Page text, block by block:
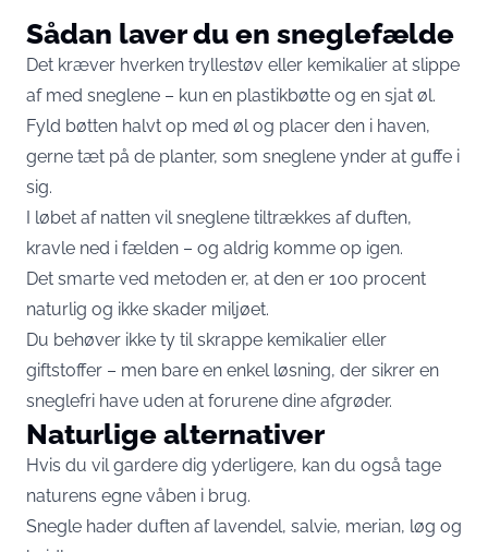
Sådan laver du en sneglefælde
Det kræver hverken tryllestøv eller kemikalier at slippe
af med sneglene – kun en plastikbøtte og en sjat øl.
Fyld bøtten halvt op med øl og placer den i haven,
gerne tæt på de planter, som sneglene ynder at guffe i
sig.
I løbet af natten vil sneglene tiltrækkes af duften,
kravle ned i fælden – og aldrig komme op igen.
Det smarte ved metoden er, at den er 100 procent
naturlig og ikke skader miljøet.
Du behøver ikke ty til skrappe kemikalier eller
giftstoffer – men bare en enkel løsning, der sikrer en
sneglefri have uden at forurene dine afgrøder.
Naturlige alternativer
Hvis du vil gardere dig yderligere, kan du også tage
naturens egne våben i brug.
Snegle hader duften af lavendel, salvie, merian, løg og